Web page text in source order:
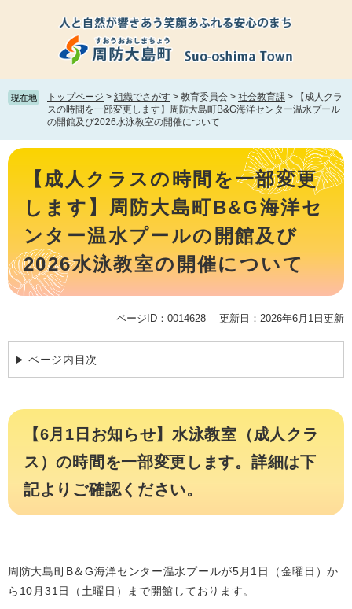
頭
で
飛
ば
て
本
現在地 トップページ > 組織でさがす > 教育委員会 > 社会教育課 >
【成人クラ
スの時間を一部変更します】周防大島町B&G海洋センター温水プール
の開館及び2026水泳教室の開催について
本
【成人クラスの時間を一部変更
します】周防大島町B&G海洋セ
ンター温水プールの開館及び
2026水泳教室の開催について
ページID：0014628 更新日：2026年6月1日更新
ページ内目次
【6月1日お知らせ】水泳教室（成人クラ
ス）の時間を一部変更します。詳細は下
記よりご確認ください。
周防大島町B＆G海洋センター温水プールが5月1日（金曜日）か
ら10月31日（土曜日）まで開館しております。